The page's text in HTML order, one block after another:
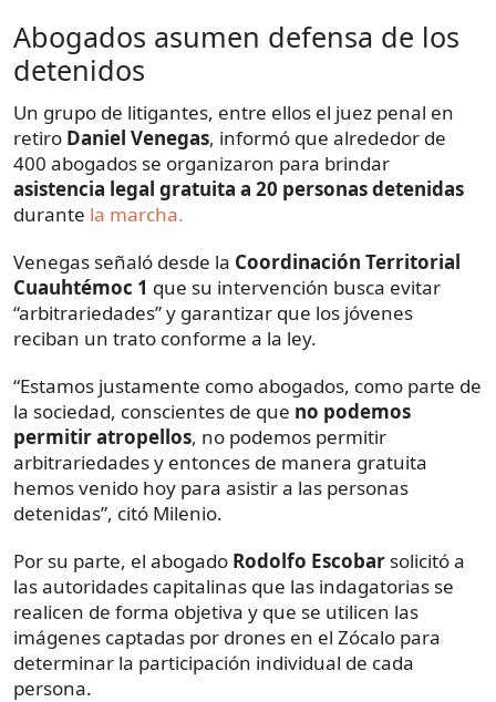
Abogados asumen defensa de los
detenidos
Un grupo de litigantes, entre ellos el juez penal en
retiro Daniel Venegas, informó que alrededor de
400 abogados se organizaron para brindar
asistencia legal gratuita a 20 personas detenidas
durante la marcha.
Venegas señaló desde la Coordinación Territorial
Cuauhtémoc 1 que su intervención busca evitar
“arbitrariedades” y garantizar que los jóvenes
reciban un trato conforme a la ley.
“Estamos justamente como abogados, como parte de
la sociedad, conscientes de que no podemos
permitir atropellos, no podemos permitir
arbitrariedades y entonces de manera gratuita
hemos venido hoy para asistir a las personas
detenidas”, citó Milenio.
Por su parte, el abogado Rodolfo Escobar solicitó a
las autoridades capitalinas que las indagatorias se
realicen de forma objetiva y que se utilicen las
imágenes captadas por drones en el Zócalo para
determinar la participación individual de cada
persona.